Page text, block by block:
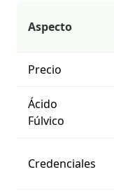
Aspecto
Precio
Ácido
Fúlvico
Credenciales